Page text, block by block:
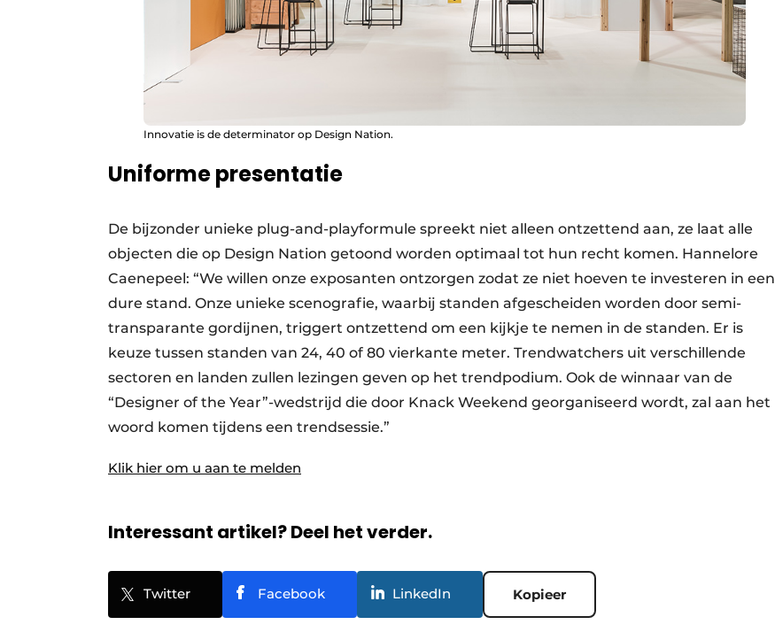
Innovatie is de determinator op Design Nation.
Uniforme presentatie
De bijzonder unieke plug-and-playformule spreekt niet alleen ontzettend aan, ze laat alle
objecten die op Design Nation getoond worden optimaal tot hun recht komen. Hannelore
Caenepeel: “We willen onze exposanten ontzorgen zodat ze niet hoeven te investeren in een
dure stand. Onze unieke scenografie, waarbij standen afgescheiden worden door semi-
transparante gordijnen, triggert ontzettend om een kijkje te nemen in de standen. Er is
keuze tussen standen van 24, 40 of 80 vierkante meter. Trendwatchers uit verschillende
sectoren en landen zullen lezingen geven op het trendpodium. Ook de winnaar van de
“Designer of the Year”-wedstrijd die door Knack Weekend georganiseerd wordt, zal aan het
woord komen tijdens een trendsessie.”
Klik hier om u aan te melden
Interessant artikel? Deel het verder.
Twitter Facebook LinkedIn Kopieer